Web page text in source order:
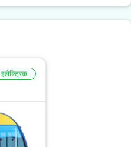
इलेक्ट्रिक